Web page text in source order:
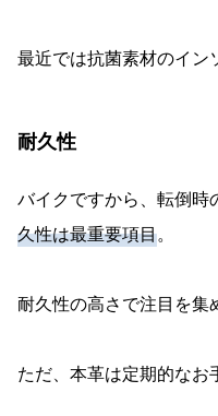
最近では抗菌素材のイン
耐久性
バイクですから、転倒時
久性は最重要項目。
耐久性の高さで注目を集
ただ、本革は定期的なお